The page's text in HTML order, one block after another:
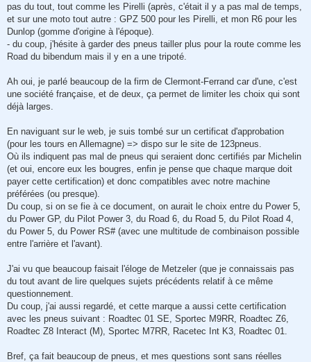
pas du tout, tout comme les Pirelli (après, c'était il y a pas mal de temps,
et sur une moto tout autre : GPZ 500 pour les Pirelli, et mon R6 pour les
Dunlop (gomme d'origine à l'époque).
- du coup, j'hésite à garder des pneus tailler plus pour la route comme les
Road du bibendum mais il y en a une tripoté.
Ah oui, je parlé beaucoup de la firm de Clermont-Ferrand car d'une, c'est
une société française, et de deux, ça permet de limiter les choix qui sont
déjà larges.
En naviguant sur le web, je suis tombé sur un certificat d'approbation
(pour les tours en Allemagne) => dispo sur le site de 123pneus.
Où ils indiquent pas mal de pneus qui seraient donc certifiés par Michelin
(et oui, encore eux les bougres, enfin je pense que chaque marque doit
payer cette certification) et donc compatibles avec notre machine
préférées (ou presque).
Du coup, si on se fie à ce document, on aurait le choix entre du Power 5,
du Power GP, du Pilot Power 3, du Road 6, du Road 5, du Pilot Road 4,
du Power 5, du Power RS# (avec une multitude de combinaison possible
entre l'arrière et l'avant).
J'ai vu que beaucoup faisait l'éloge de Metzeler (que je connaissais pas
du tout avant de lire quelques sujets précédents relatif à ce même
questionnement.
Du coup, j'ai aussi regardé, et cette marque a aussi cette certification
avec les pneus suivant : Roadtec 01 SE, Sportec M9RR, Roadtec Z6,
Roadtec Z8 Interact (M), Sportec M7RR, Racetec Int K3, Roadtec 01.
Bref, ça fait beaucoup de pneus, et mes questions sont sans réelles